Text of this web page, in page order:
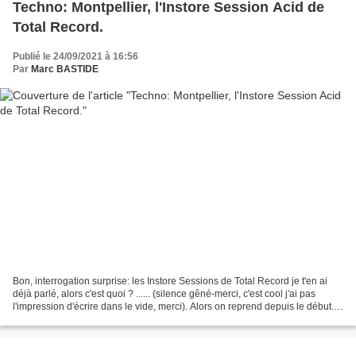
Techno: Montpellier, l'Instore Session Acid de
Total Record.
Publié le 24/09/2021 à 16:56
Par Marc BASTIDE
Bon, interrogation surprise: les Instore Sessions de Total Record je t'en ai
déjà parlé, alors c'est quoi ? ...... (silence gêné-merci, c'est cool j'ai pas
l'impression d'écrire dans le vide, merci). Alors on reprend depuis le début.